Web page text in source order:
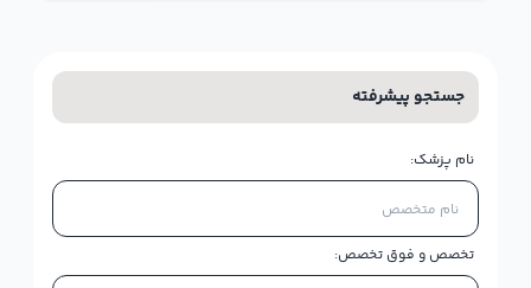
جستجو پیشرفته
نام پزشک:
تخصص و فوق تخصص: